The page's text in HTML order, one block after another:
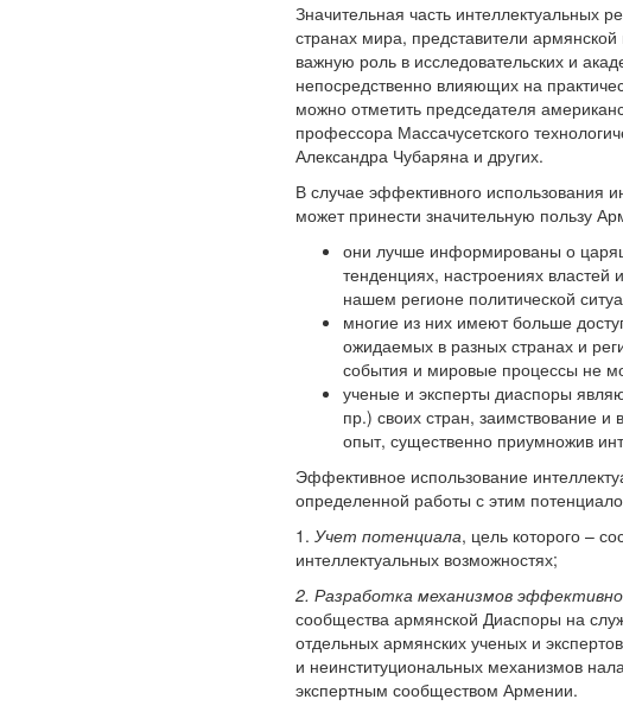
Значительная часть интеллектуальных
странах мира, представители
важную роль в исследовательских и
непосредственно влияющих на
можно отметить председателя
профессора Массачусетского
Александра Чубаряна и других.
В случае эффективного использования
может принести значительную пользу
они лучше информированы о
тенденциях, настроениях
нашем регионе политической
многие из них имеют больше
ожидаемых в разных странах и
события и мировые процессы не
ученые и эксперты диаспоры
пр.) своих стран, заимствование
опыт, существенно приумножив
Эффективное использование
определенной работы с этим
1. Учет потенциала, цель которого –
интеллектуальных возможностях;
2. Разработка механизмов
сообщества армянской Диаспоры на
отдельных армянских ученых и
и неинституциональных механизмов
экспертным сообществом Армении.